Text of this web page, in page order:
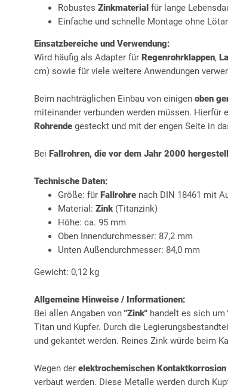
Robustes Zinkmaterial für lange
Einfache und schnelle Montage ohne
Einsatzbereiche und Verwendung:
Wird häufig als Adapter für Regenrohrklappen,
cm) sowie für viele weitere Anwendungen
Beim nachträglichen Einbau von einigen oben
miteinander verbunden werden müssen. Hierfür
Rohrende gesteckt und mit der engen Seite in
Bei Fallrohren, die vor dem Jahr 2000
Technische Daten:
Größe: für Fallrohre nach DIN 18461 mit
Material: Zink(Titanzink)
Höhe: ca. 95 mm
Oben Innendurchmesser: 87,2 mm
Unten Außendurchmesser: 84,0 mm
Gewicht: 0,12 kg
Allgemeine Hinweise / Informationen:
Bei allen Angaben von "Zink" handelt es sich um
Titan und Kupfer. Durch die
und gekantet werden. Reines Zink würde beim
Wegen der elektrochemischen Kontaktkorrosion
verbaut werden. Diese Metalle werden durch